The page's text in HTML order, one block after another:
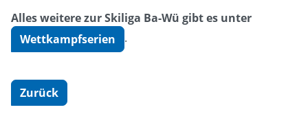
Alles weitere zur Skiliga Ba-Wü gibt es unter
Wettkampfserien
.
Zurück